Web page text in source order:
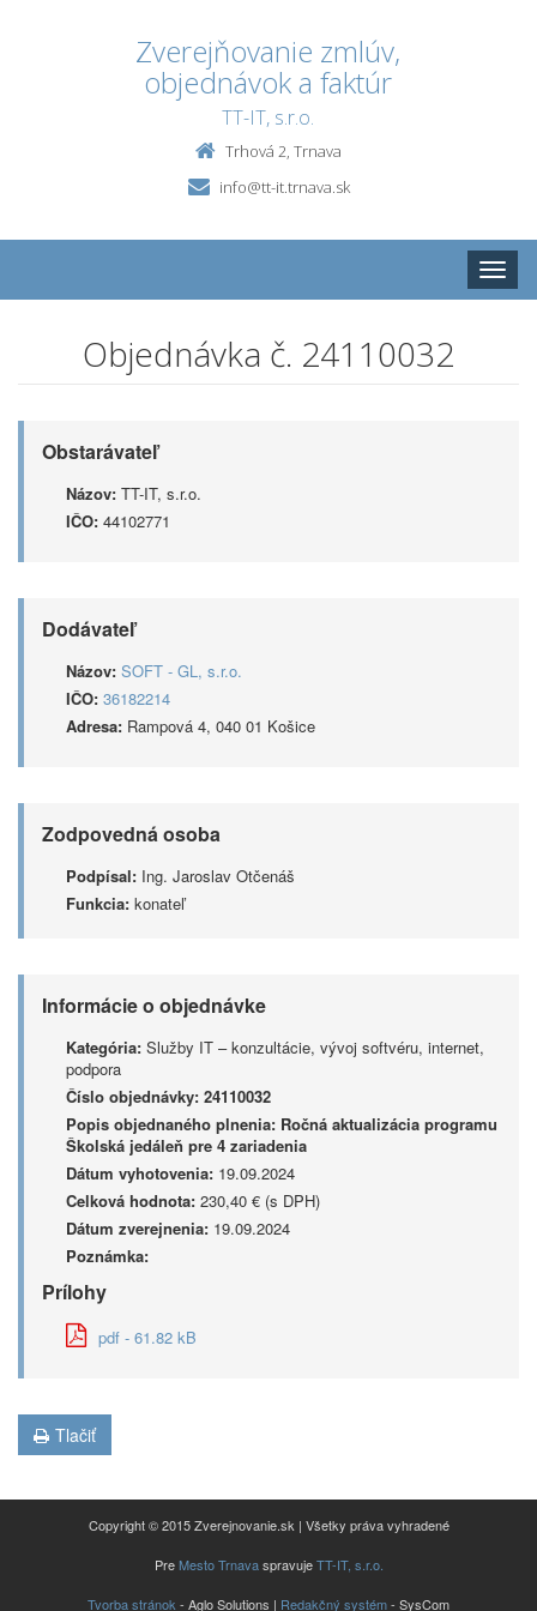
Zverejňovanie zmlúv,
objednávok a faktúr
TT-IT, s.r.o.
Trhová 2, Trnava
info@tt-it.trnava.sk
Toggle
Objednávka č. 24110032
Obstarávateľ
Názov: TT-IT, s.r.o.
IČO: 44102771
Dodávateľ
Názov: SOFT - GL, s.r.o.
IČO: 36182214
Adresa: Rampová 4, 040 01 Košice
Zodpovedná osoba
Podpísal: Ing. Jaroslav Otčenáš
Funkcia: konateľ
Informácie o objednávke
Kategória: Služby IT – konzultácie, vývoj softvéru, internet,
podpora
Číslo objednávky: 24110032
Popis objednaného plnenia: Ročná aktualizácia programu
Školská jedáleň pre 4 zariadenia
Dátum vyhotovenia: 19.09.2024
Celková hodnota: 230,40 € (s DPH)
Dátum zverejnenia: 19.09.2024
Poznámka:
Prílohy
pdf - 61.82 kB
Tlačiť
Copyright © 2015 Zverejnovanie.sk | Všetky práva vyhradené
PreMesto TrnavaspravujeTT-IT, s.r.o.
Tvorba stránok - Aglo Solutions | Redakčný systém- SysCom